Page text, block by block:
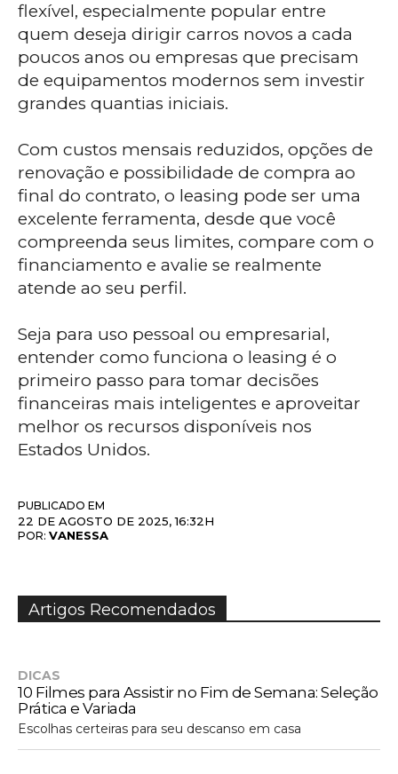
flexível, especialmente popular entre
quem deseja dirigir carros novos a cada
poucos anos ou empresas que precisam
de equipamentos modernos sem investir
grandes quantias iniciais.
Com custos mensais reduzidos, opções de
renovação e possibilidade de compra ao
final do contrato, o leasing pode ser uma
excelente ferramenta, desde que você
compreenda seus limites, compare com o
financiamento e avalie se realmente
atende ao seu perfil.
Seja para uso pessoal ou empresarial,
entender como funciona o leasing é o
primeiro passo para tomar decisões
financeiras mais inteligentes e aproveitar
melhor os recursos disponíveis nos
Estados Unidos.
PUBLICADO EM
22 DE AGOSTO DE 2025, 16:32H
POR: VANESSA
Artigos Recomendados
DICAS
10 Filmes para Assistir no Fim de Semana: Seleção
Prática e Variada
Escolhas certeiras para seu descanso em casa